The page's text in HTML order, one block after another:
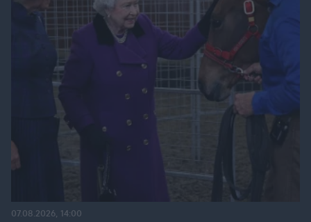
07.08.2026, 14:00